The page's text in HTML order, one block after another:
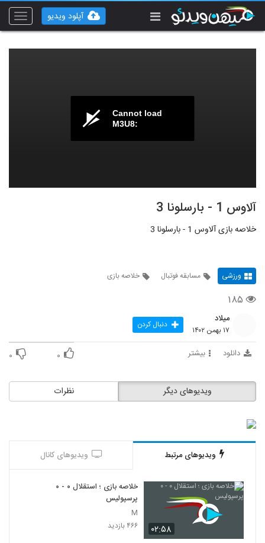
Toggle
آپلود ویدیو
Cannot load
M3U8:
آلاوس 1 - بارسلونا 3
خلاصه بازی آلاوس 1 - بارسلونا 3
ورزشی مسابقه فوتبال خلاصه بازی
۱۸۵
میلاد
۱۷ بهمن ۱۴۰۲ دنبال کردن
دانلود بیشتر ۰ ۰
نظرات ویدیوهای دیگر
ویدیوهای مرتبط ویدیوهای کانال
۰۲:۵۸
خلاصه بازی ؛ استقلال ۰ - ۰
پرسپولیس
M
۴۶۶ بازدید